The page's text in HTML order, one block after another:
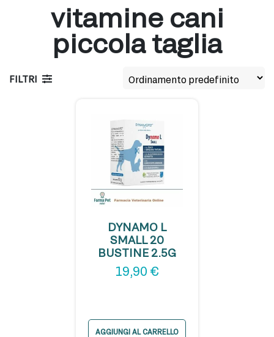
vitamine cani
piccola taglia
FILTRI
DYNAMO L
SMALL 20
BUSTINE 2.5G
19,90 €
AGGIUNGI AL CARRELLO